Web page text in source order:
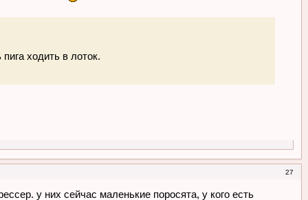
ходить в лоток.
27
у них сейчас маленькие поросята, у кого есть